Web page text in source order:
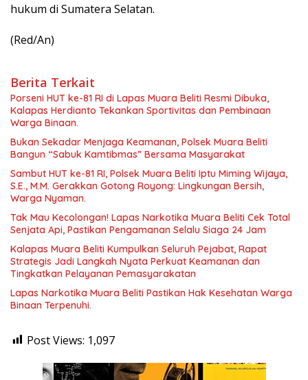
hukum di Sumatera Selatan.
(Red/An)
Berita Terkait
Porseni HUT ke-81 RI di Lapas Muara Beliti Resmi Dibuka,
Kalapas Herdianto Tekankan Sportivitas dan Pembinaan
Warga Binaan.
Bukan Sekadar Menjaga Keamanan, Polsek Muara Beliti
Bangun “Sabuk Kamtibmas” Bersama Masyarakat
Sambut HUT ke-81 RI, Polsek Muara Beliti Iptu Miming Wijaya,
S.E., M.M. Gerakkan Gotong Royong: Lingkungan Bersih,
Warga Nyaman.
Tak Mau Kecolongan! Lapas Narkotika Muara Beliti Cek Total
Senjata Api, Pastikan Pengamanan Selalu Siaga 24 Jam
Kalapas Muara Beliti Kumpulkan Seluruh Pejabat, Rapat
Strategis Jadi Langkah Nyata Perkuat Keamanan dan
Tingkatkan Pelayanan Pemasyarakatan
Lapas Narkotika Muara Beliti Pastikan Hak Kesehatan Warga
Binaan Terpenuhi.
Post Views: 1,097